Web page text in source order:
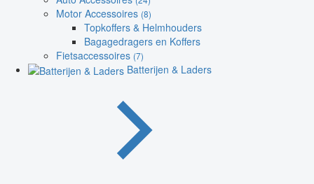
Motor Accessoires (8)
Topkoffers & Helmhouders
Bagagedragers en Koffers
Fietsaccessoires (7)
Batterijen & Laders